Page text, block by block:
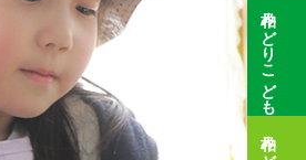
柏みどりこども園